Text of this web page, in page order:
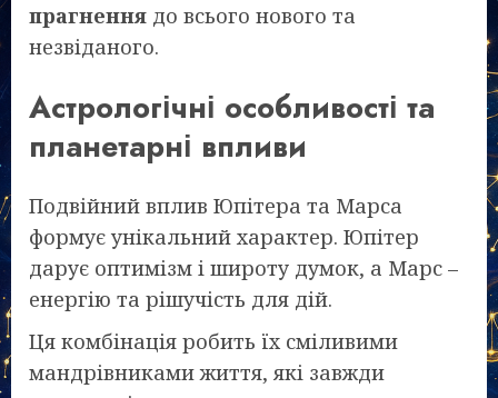
прагнення до всього нового та
незвіданого.
Астрологічні особливості та
планетарні впливи
Подвійний вплив Юпітера та Марса
формує унікальний характер. Юпітер
дарує оптимізм і широту думок, а Марс –
енергію та рішучість для дій.
Ця комбінація робить їх сміливими
мандрівниками життя, які завжди